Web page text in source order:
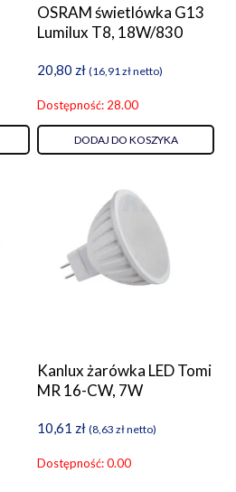
OSRAM świetlówka G13
Lumilux T8, 18W/830
20,80 zł (16,91złnetto)
Dostępność: 28.00
DODAJ DO KOSZYKA
Kanlux żarówka LED Tomi
MR 16-CW, 7W
10,61 zł (8,63 złnetto)
Dostępność: 0.00